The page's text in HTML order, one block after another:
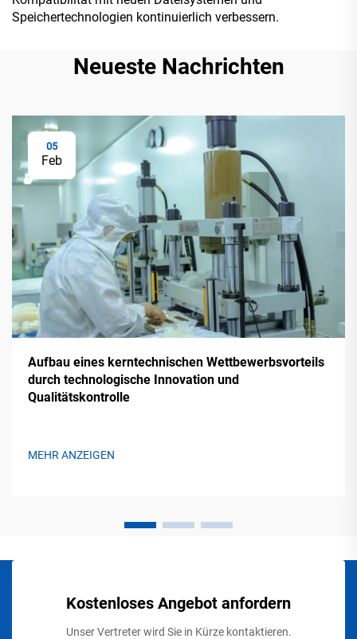
Speichertechnologien kontinuierlich verbessern.
Neueste Nachrichten
05
Feb
Aufbau eines kerntechnischen Wettbewerbsvorteils
durch technologische Innovation und
Qualitätskontrolle
MEHR ANZEIGEN
Kostenloses Angebot anfordern
Unser Vertreter wird Sie in Kürze kontaktieren.